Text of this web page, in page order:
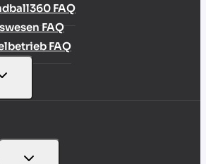
FAQ
FAQ
FAQ
UNTERMENÜ